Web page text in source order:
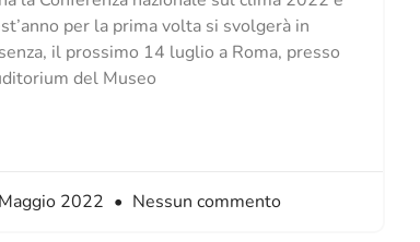
per la prima volta si svolgerà in
il prossimo 14 luglio a Roma, presso
del Museo
2022 Nessun commento